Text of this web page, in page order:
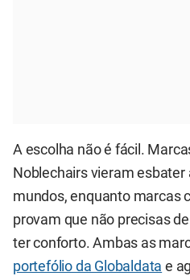
A escolha não é fácil.
Noblechairs vieram esbater
mundos, enquanto marcas
provam que não precisas
ter conforto. Ambas as
portefólio da Globaldata e